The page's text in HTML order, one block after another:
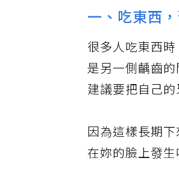
一、吃東西
很多人吃東西
是另一側齲齒
建議要把自己的
因為這樣長期
在妳的臉上發